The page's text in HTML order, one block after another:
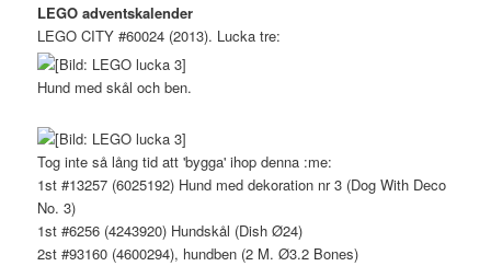
LEGO adventskalender
LEGO CITY #60024 (2013). Lucka tre:
Hund med skål och ben.
Tog inte så lång tid att 'bygga' ihop denna :me:
1st #13257 (6025192) Hund med dekoration nr 3 (Dog With Deco
No. 3)
1st #6256 (4243920) Hundskål (Dish Ø24)
2st #93160 (4600294), hundben (2 M. Ø3.2 Bones)